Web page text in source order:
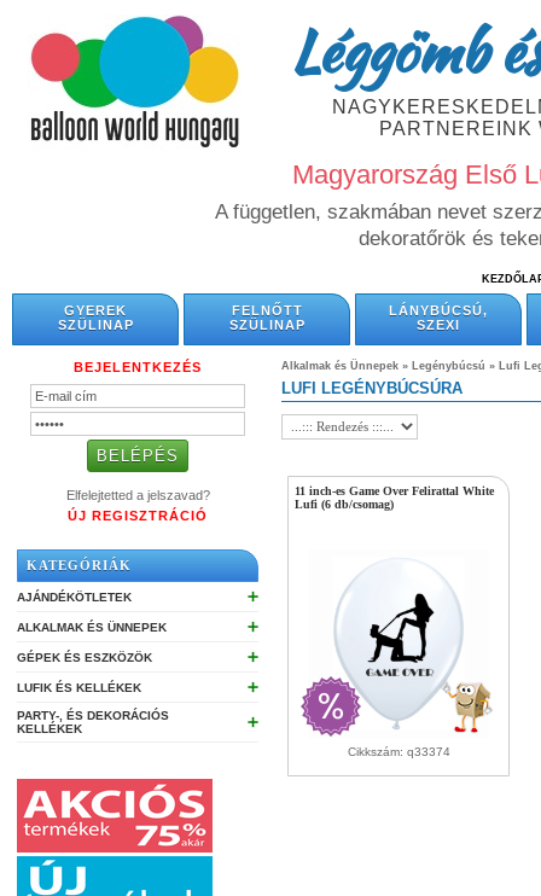
Léggömb
PARTNEREINK
Magyarország Első
A független, szakmában nevet
dekoratőrök és
GYEREK
SZÜLINAP
FELNŐTT
SZÜLINAP
LÁNYBÚCSÚ,
SZEXI
BEJELENTKEZÉS
Elfelejtetted a jelszavad?
ÚJ REGISZTRÁCIÓ
KATEGÓRIÁK
AJÁNDÉKÖTLETEK ➕
ALKALMAK ÉS ÜNNEPEK ➕
GÉPEK ÉS ESZKÖZÖK ➕
LUFIK ÉS KELLÉKEK ➕
PARTY-, ÉS DEKORÁCIÓS
KELLÉKEK
➕
Alkalmak és Ünnepek » Legénybúcsú » Lufi
LUFI LEGÉNYBÚCSÚRA
11 inch-es Game Over Felirattal White
Lufi (6 db/csomag)
Cikkszám: q33374